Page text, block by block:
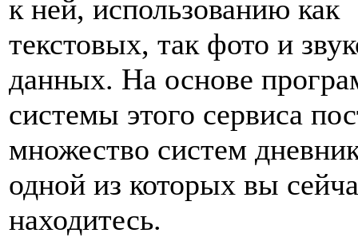
к ней, использованию как
текстовых, так фото и
данных. На основе
системы этого сервиса
множество систем
одной из которых вы
находитесь.